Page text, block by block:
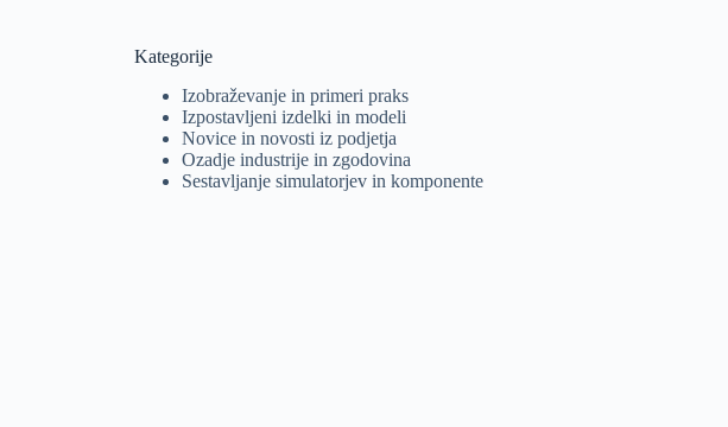
Kategorije
Izobraževanje in primeri praks
Izpostavljeni izdelki in modeli
Novice in novosti iz podjetja
Ozadje industrije in zgodovina
Sestavljanje simulatorjev in komponente